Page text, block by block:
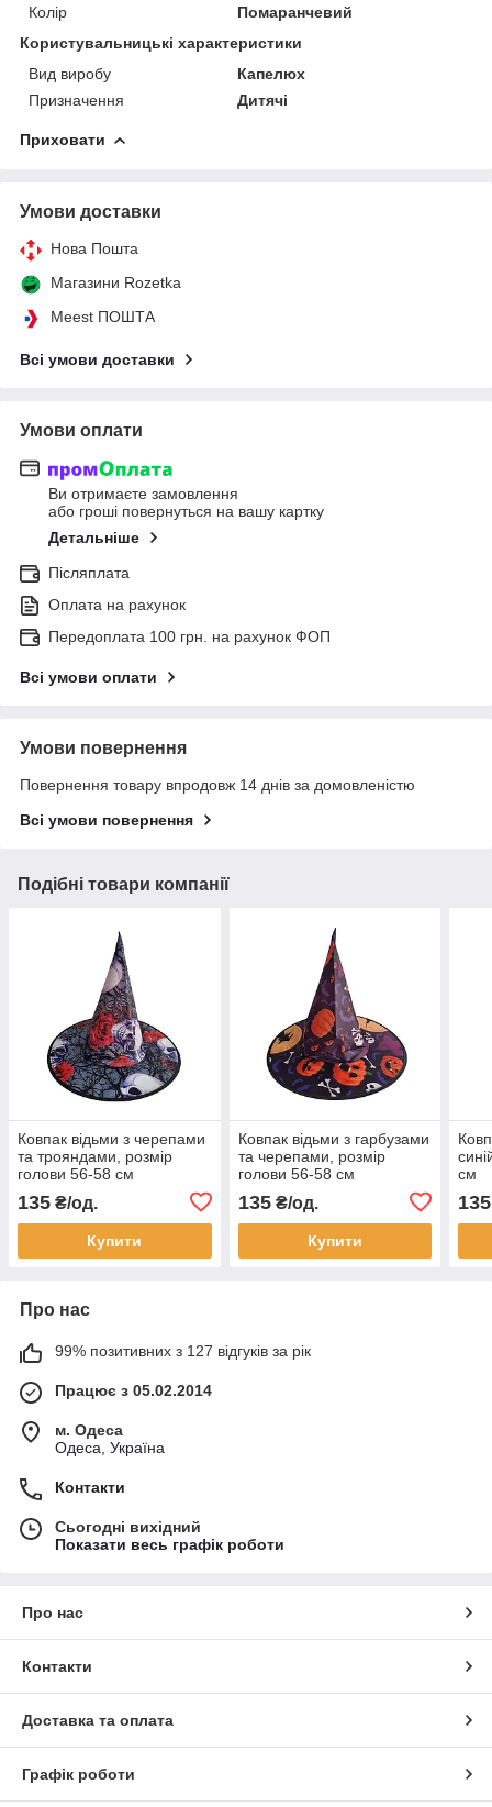
Колір
Помаранчевий
Користувальницькі характеристики
Вид виробу
Капелюх
Призначення
Дитячі
Приховати
Умови доставки
Нова Пошта
Магазини Rozetka
Meest ПОШТА
Всі умови доставки
Умови оплати
Ви отримаєте замовлення
або гроші повернуться на вашу картку
Детальніше
Післяплата
Оплата на рахунок
Передоплата 100 грн. на рахунок ФОП
Всі умови оплати
Умови повернення
Повернення товару впродовж 14 днів за домовленістю
Всі умови повернення
Подібні товари компанії
Ковпак відьми з черепами
та трояндами, розмір
голови 56-58 см
135 ₴/од.
Купити
Ковпак відьми з гарбузами
та черепами, розмір
голови 56-58 см
135₴/од.
Купити
см
135
Про нас
99% позитивних з 127 відгуків за рік
Працює з 05.02.2014
м. Одеса
Одеса, Україна
Контакти
Сьогодні вихідний
Показати весь графік роботи
Про нас
Контакти
Доставка та оплата
Графік роботи